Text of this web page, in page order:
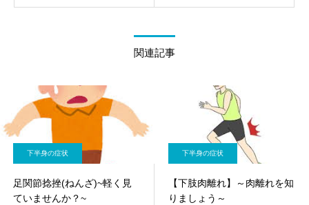
関連記事
下半身の症状
足関節捻挫(ねんざ)~軽く見
ていませんか？~
下半身の症状
【下肢肉離れ】～肉離れを知
りましょう～